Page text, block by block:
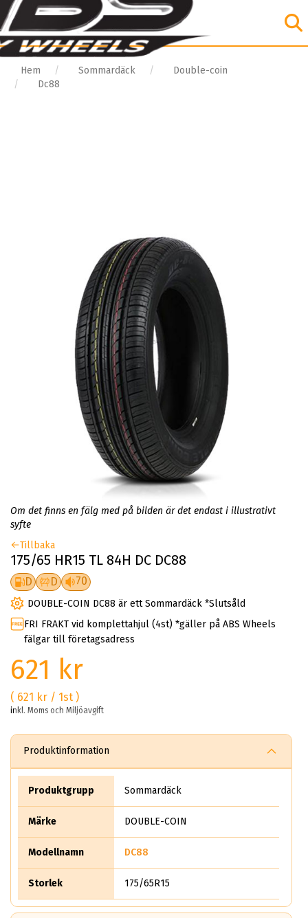
Hem Sommardäck
Double-coin
Dc88
Om det finns en fälg med på bilden är det endast i illustrativt
syfte
Tillbaka
175/65 HR15 TL 84H DC DC88
D D 70
DOUBLE-COIN DC88 är ett Sommardäck *Slutsåld
FRI FRAKT vid komplettahjul (4st) *gäller på ABS Wheels
fälgar till företagsadress
621 kr
( 621 kr / 1st )
inkl. Moms och Miljöavgift
Produktinformation
Produktgrupp Sommardäck
Märke DOUBLE-COIN
Modellnamn DC88
Storlek 175/65R15